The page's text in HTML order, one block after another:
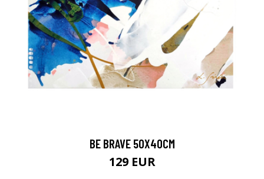
BE BRAVE 50X40CM
129 EUR